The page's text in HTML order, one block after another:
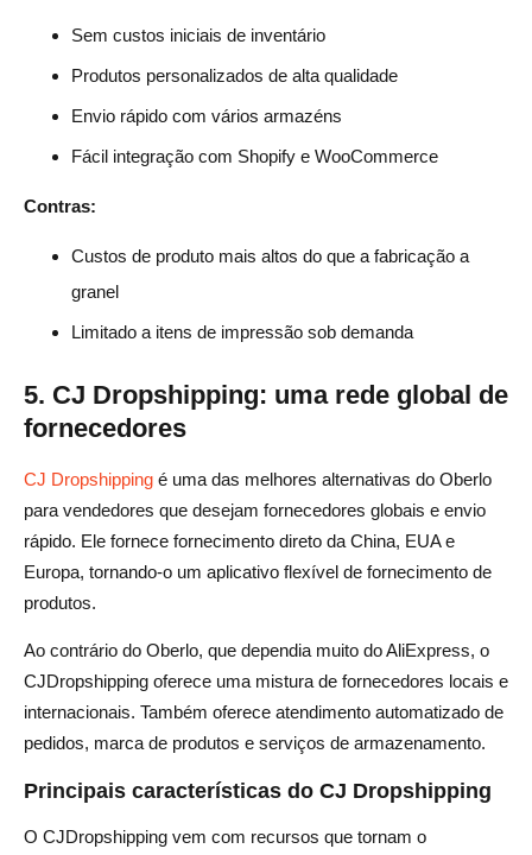
Sem custos iniciais de inventário
Produtos personalizados de alta qualidade
Envio rápido com vários armazéns
Fácil integração com Shopify e WooCommerce
Contras:
Custos de produto mais altos do que a fabricação a
granel
Limitado a itens de impressão sob demanda
5. CJ Dropshipping: uma rede global de
fornecedores
CJ Dropshipping é uma das melhores alternativas do Oberlo
para vendedores que desejam fornecedores globais e envio
rápido. Ele fornece fornecimento direto da China, EUA e
Europa, tornando-o um aplicativo flexível de fornecimento de
produtos.
Ao contrário do Oberlo, que dependia muito do AliExpress, o
CJDropshipping oferece uma mistura de fornecedores locais e
internacionais. Também oferece atendimento automatizado de
pedidos, marca de produtos e serviços de armazenamento.
Principais características do CJ Dropshipping
O CJDropshipping vem com recursos que tornam o